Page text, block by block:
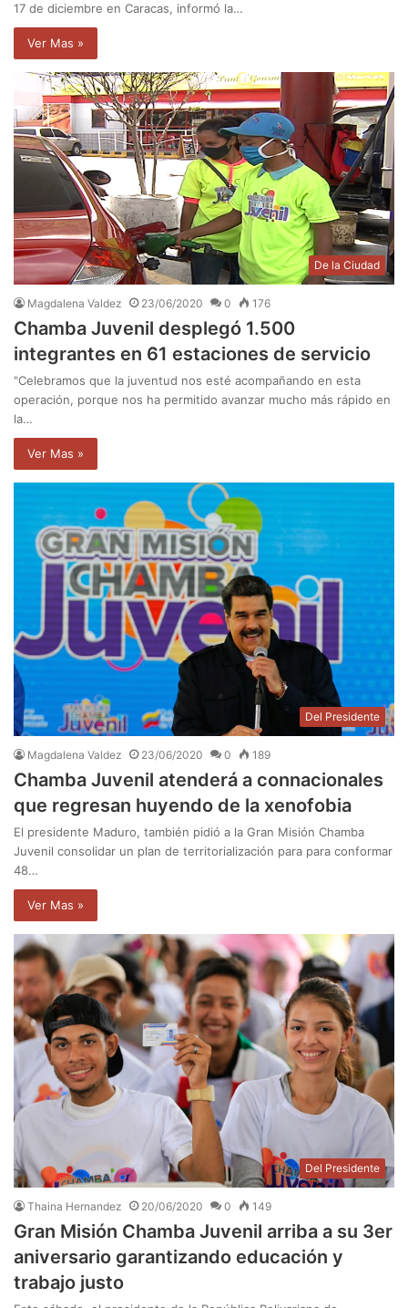
17 de diciembre en Caracas, informó la…
Ver Mas »
De la Ciudad
Magdalena Valdez 23/06/2020 0 176
Chamba Juvenil desplegó 1.500
integrantes en 61 estaciones de servicio
"Celebramos que la juventud nos esté acompañando en esta
operación, porque nos ha permitido avanzar mucho más rápido en
la…
Ver Mas »
Del Presidente
Magdalena Valdez 23/06/2020 0 189
Chamba Juvenil atenderá a connacionales
que regresan huyendo de la xenofobia
El presidente Maduro, también pidió a la Gran Misión Chamba
Juvenil consolidar un plan de territorialización para para conformar
48…
Ver Mas »
Del Presidente
Thaina Hernandez 20/06/2020 0 149
Gran Misión Chamba Juvenil arriba a su 3er
aniversario garantizando educación y
trabajo justo